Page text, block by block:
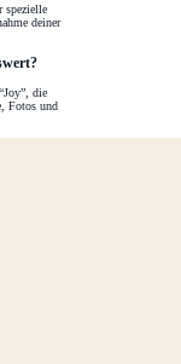
spezielle
deiner
die
Fotos und